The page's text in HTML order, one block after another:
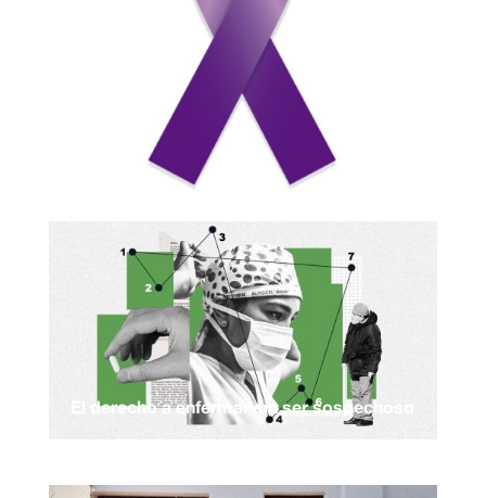
El derecho a enfermar sin ser sospechoso